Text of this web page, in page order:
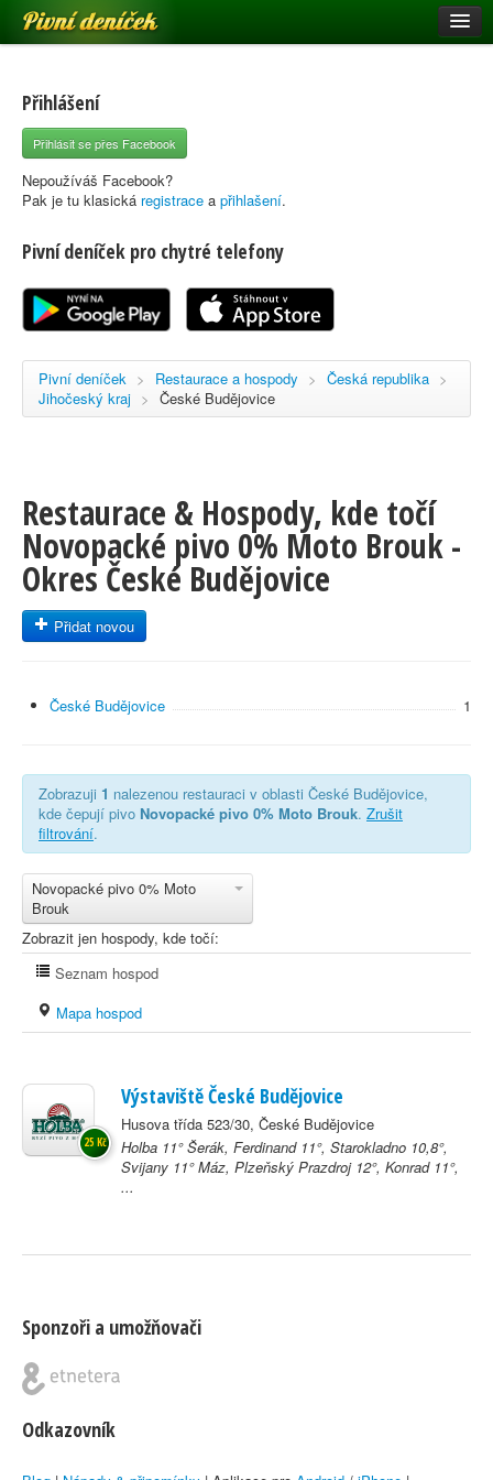
Pivní deníček
Pivní mapa
Pivní značky
Nápověda
Registrace
Přihlášení
Přihlásit se přes Facebook
Nepoužíváš Facebook?
Pak je tu klasická registrace a přihlašení.
Pivní deníček pro chytré telefony
Pivní deníček > Restaurace a hospody > Česká republika >
Jihočeský kraj > České Budějovice
Restaurace & Hospody, kde točí
Novopacké pivo 0% Moto Brouk -
Okres České Budějovice
Přidat novou
České Budějovice 1
Zobrazuji 1 nalezenou restauraci v oblasti České Budějovice,
kde čepují pivo Novopacké pivo 0% Moto Brouk. Zrušit
filtrování.
Novopacké pivo 0% Moto
Brouk
Zobrazit jen hospody, kde točí:
Seznam hospod
Mapa hospod
Výstaviště České Budějovice
Husova třída 523/30, České Budějovice
Holba 11° Šerák, Ferdinand 11°, Starokladno 10,8°,
Svijany 11° Máz, Plzeňský Prazdroj 12°, Konrad 11°,
...
25 Kč
Sponzoři a umožňovači
Odkazovník